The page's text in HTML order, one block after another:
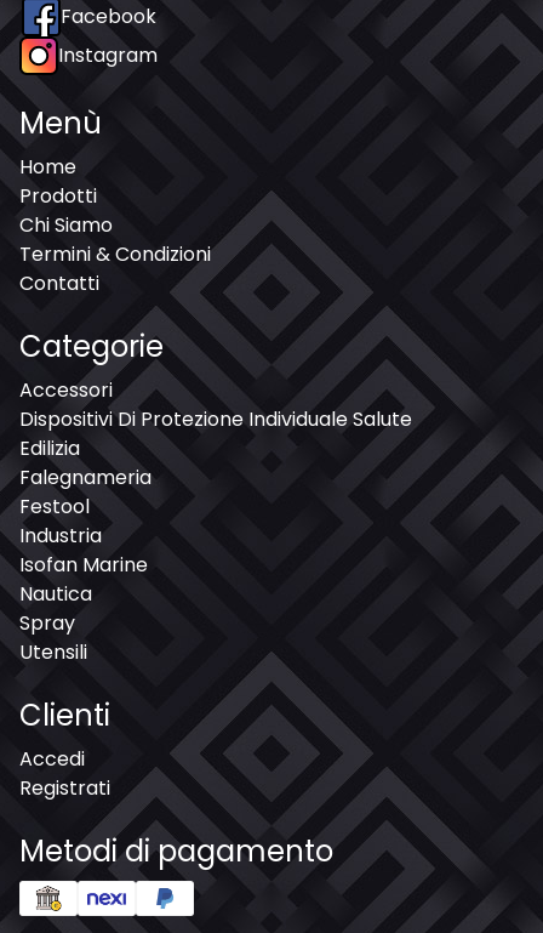
Facebook
Instagram
Menù
Home
Prodotti
Chi Siamo
Termini & Condizioni
Contatti
Categorie
Accessori
Dispositivi Di Protezione Individuale Salute
Edilizia
Falegnameria
Festool
Industria
Isofan Marine
Nautica
Spray
Utensili
Clienti
Accedi
Registrati
Metodi di pagamento